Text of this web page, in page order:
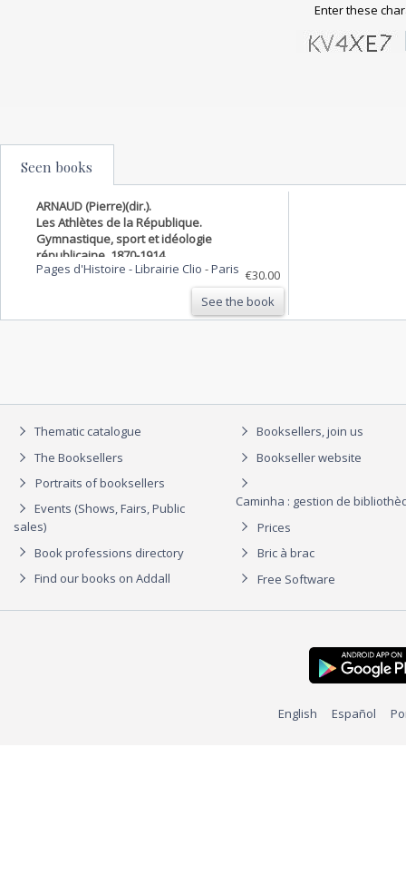
Enter these
Seen books
ARNAUD (Pierre)(dir.).
Les Athlètes de la République.
Gymnastique, sport et idéologie
républicaine, 1870-1914.
Pages d'Histoire - Librairie Clio -Paris €30.00
See the book
Thematic catalogue
The Booksellers
Portraits of booksellers
Events (Shows, Fairs, Public
sales)
Book professions directory
Find our books on Addall
Booksellers, join us
Bookseller website
Caminha : gestion de
Prices
Bric à brac
Free Software
English Español